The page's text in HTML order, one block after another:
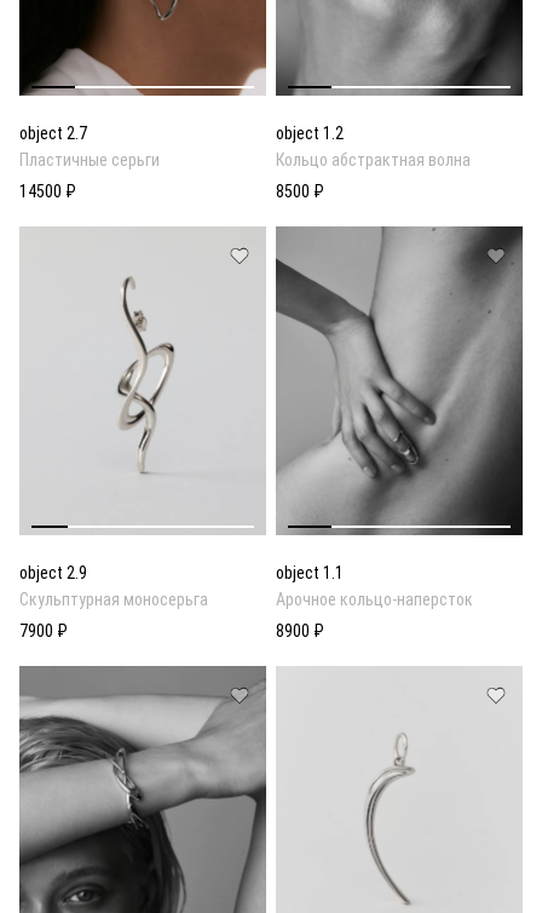
object 2.7
Пластичные серьги
14500 ₽
object 1.2
Кольцо абстрактная волна
8500 ₽
object 2.9
Скульптурная моносерьга
7900 ₽
object 1.1
Арочное кольцо-наперсток
8900 ₽